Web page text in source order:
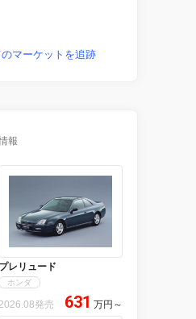
マーケットを追跡
報
プレリュード
ホンダ
2026.08発売 631 万円 ～